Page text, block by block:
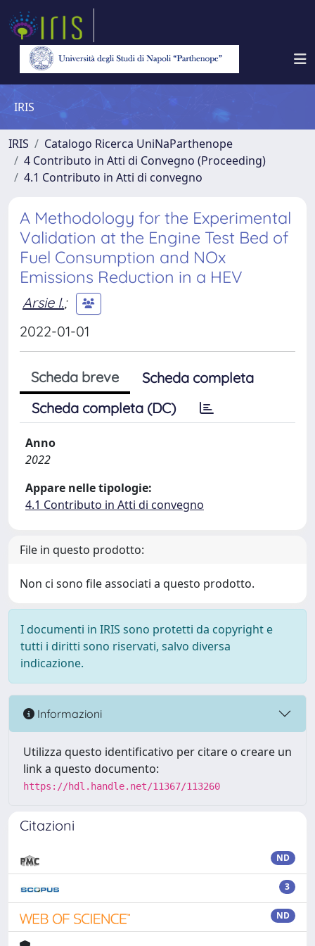
IRIS
IRIS
Catalogo Ricerca UniNaParthenope
4 Contributo in Atti di Convegno (Proceeding)
4.1 Contributo in Atti di convegno
A Methodology for the Experimental
Validation at the Engine Test Bed of
Fuel Consumption and NOx
Emissions Reduction in a HEV
Arsie I.;
2022-01-01
Scheda breve
Scheda completa
Scheda completa (DC)
Anno
2022
Appare nelle tipologie:
4.1 Contributo in Atti di convegno
File in questo prodotto:
Non ci sono file associati a questo prodotto.
I documenti in IRIS sono protetti da copyright e
tutti i diritti sono riservati, salvo diversa
indicazione.
Informazioni
Utilizza questo identificativo per citare o creare un
link a questo documento:
https://hdl.handle.net/11367/113260
Citazioni
ND
3
ND